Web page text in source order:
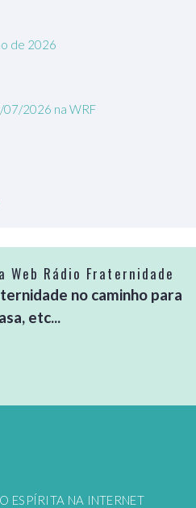
de 2026
07/2026 na WRF
Rádio Fraternidade
no caminho para
etc...
ESPÍRITA NA INTERNET